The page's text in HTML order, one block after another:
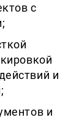
с
и
и